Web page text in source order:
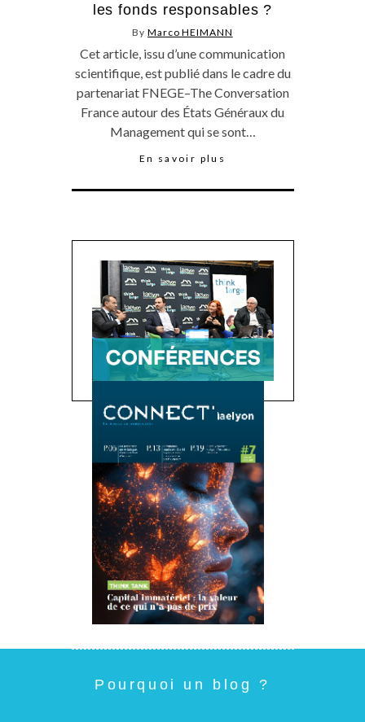
les fonds responsables ?
By Marco HEIMANN
Cet article, issu d’une communication
scientifique, est publié dans le cadre du
partenariat FNEGE–The Conversation
France autour des États Généraux du
Management qui se sont…
En savoir plus
Pourquoi un blog ?